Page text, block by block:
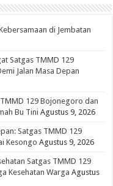
di Jembatan
Satgas TMMD 129
Jalan Masa Depan
129 Bojonegoro dan
Bu Tini Agustus 9, 2026
Satgas TMMD 129
Kesongo Agustus 9, 2026
Satgas TMMD 129
Kesehatan Warga Agustus